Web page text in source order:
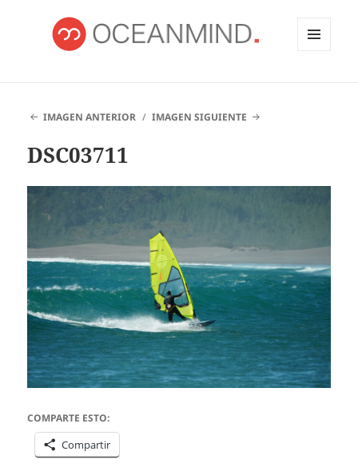
IMAGEN ANTERIOR IMAGEN SIGUIENTE
DSC03711
COMPARTE ESTO:
Compartir